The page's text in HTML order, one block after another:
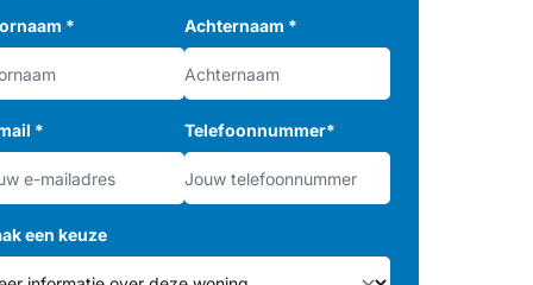
* Achternaam *
* Telefoonnummer*
een keuze